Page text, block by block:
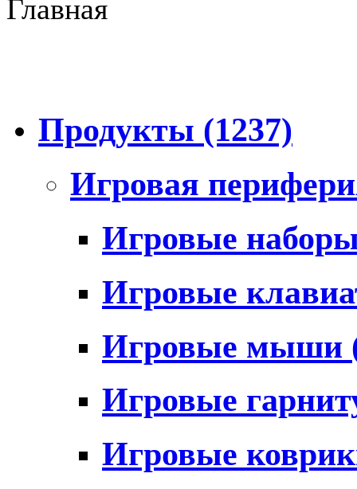
Главная
Продукты (1237)
Игровая
Игровые
Игровые
Игровые мыши
Игровые
Игровые